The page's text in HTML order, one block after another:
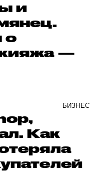
и
о
—
БИЗНЕС
Как